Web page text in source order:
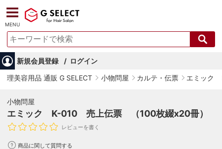
MENU
新規会員登録
ログイン
理美容用品 通販 G SELECT
小物問屋 カルテ・伝票 エミック
小物問屋
エミック K-010 売上伝票 （100枚綴x20冊）
レビューを書く
商品に関して質問する